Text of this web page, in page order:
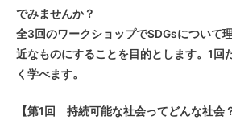
ー
でみませんか？
全3回のワークショップでSDGsについて
近なものにすることを目的とします。1回
く学べます。
【第1回 持続可能な社会ってどんな社会？